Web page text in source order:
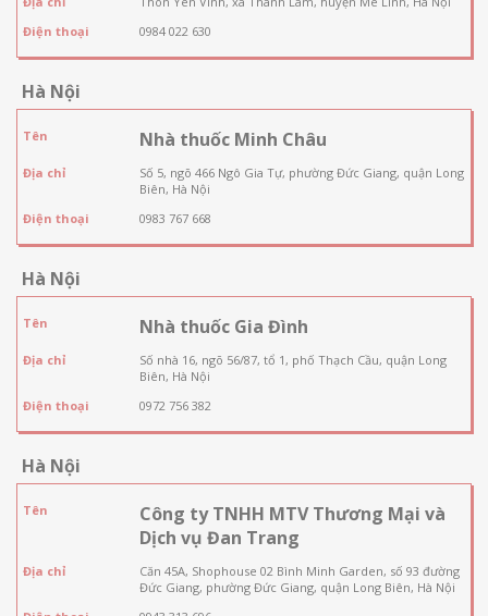
Điện thoại
0984 022 630
Hà Nội
Tên Nhà thuốc Minh Châu
Địa chỉ
Số 5, ngõ 466 Ngô Gia Tự, phường Đức Giang, quận Long
Biên, Hà Nội
Điện thoại
0983 767 668
Hà Nội
Tên Nhà thuốc Gia Đình
Địa chỉ
Số nhà 16, ngõ 56/87, tổ 1, phố Thạch Cầu, quận Long
Biên, Hà Nội
Điện thoại
0972 756 382
Hà Nội
Tên
Công ty TNHH MTV Thương Mại và
Dịch vụ Đan Trang
Địa chỉ
Căn 45A, Shophouse 02 Bình Minh Garden, số 93 đường
Đức Giang, phường Đức Giang, quận Long Biên, Hà Nội